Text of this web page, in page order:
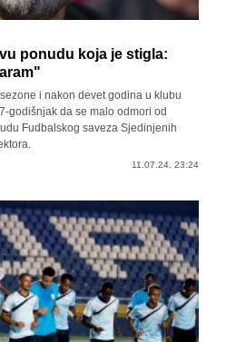
ponudu koja je stigla:
i nakon devet godina u klubu
godišnjak da se malo odmori od
Fudbalskog saveza Sjedinjenih
11.07.24. 23:24